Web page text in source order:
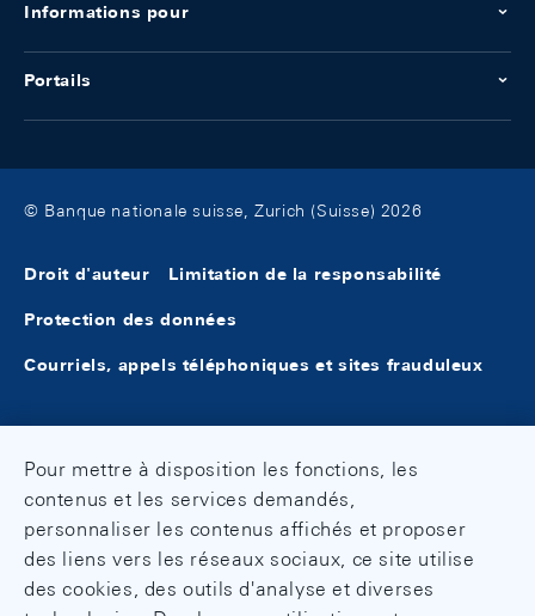
Informations pour
Portails
© Banque nationale suisse, Zurich (Suisse) 2026
Droit d'auteur Limitation de la responsabilité
Protection des données
Courriels, appels téléphoniques et sites frauduleux
Pour mettre à disposition les fonctions, les
contenus et les services demandés,
personnaliser les contenus affichés et proposer
des liens vers les réseaux sociaux, ce site utilise
des cookies, des outils d'analyse et diverses